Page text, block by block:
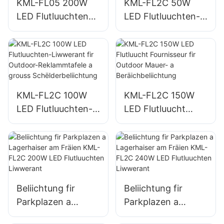
KML-FL05 200W
LED Flutluuchten
Liwwerant,
Noutfall- a
Katastrophenhëllef
splazbeliichtung
KML-FL2C 50W
LED Flutluuchten-
Liwwerant fir
Outdoor-
Reklammtafele a
grouss
KML-FL2C 100W
LED Flutluuchten-
Liwwerant fir
Outdoor-
Reklammtafele a
grouss
KML-FL2C 150W
LED Flutluucht
Fournisseur fir
Outdoor Mauer- a
Beräichbeliichtung
Beliichtung fir
Parkplazen a
Lagerhaiser am
Beliichtung fir
Parkplazen a
Lagerhaiser am